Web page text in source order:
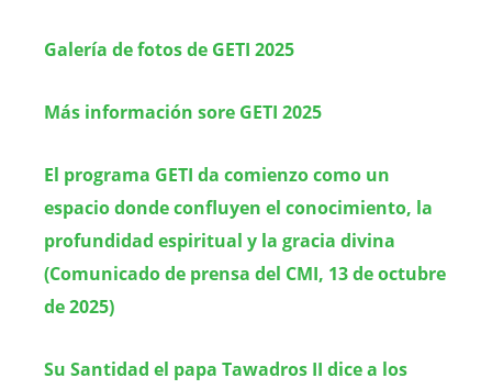
Galería de fotos de GETI 2025
Más información sore GETI 2025
El programa GETI da comienzo como un
espacio donde confluyen el conocimiento, la
profundidad espiritual y la gracia divina
(Comunicado de prensa del CMI, 13 de octubre
de 2025)
Su Santidad el papa Tawadros II dice a los